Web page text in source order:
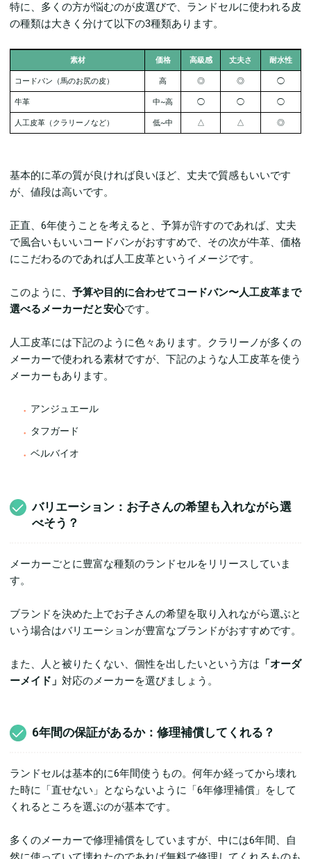
特に、多くの方が悩むのが皮選びで、ランドセルに使われる皮
の種類は大きく分けて以下の3種類あります。
素材 価格 高級感 丈夫さ 耐水性
コードバン（馬のお尻の皮） 高 ◎ ◎ ◯
牛革 中~高 ◯ ◯ ◯
人工皮革（ クラリーノなど） 低~中 △ △ ◎
基本的に革の質が良ければ良いほど、丈夫で質感もいいです
が、値段は高いです。
正直、6年使うことを考えると、予算が許すのであれば、丈夫
で風合いもいいコードバンがおすすめで、その次が牛革、価格
にこだわるのであれば人工皮革というイメージです。
このように、 予算や目的に合わせてコードバン〜人工皮革まで
選べるメーカーだと安心です。
人工皮革には下記のように色々あります。クラリーノが多くの
メーカーで使われる素材ですが、下記のような人工皮革を使う
メーカーもあります。
アンジュエール
タフガード
ベルバイオ
バリエーション：お子さんの希望も入れながら選
べそう？
メーカーごとに豊富な種類のランドセルをリリースしていま
す。
ブランドを決めた上でお子さんの希望を取り入れながら選ぶと
いう場合はバリエーションが豊富なブランドがおすすめです。
また、人と被りたくない、個性を出したいという方は 「オーダ
ーメイド」 対応のメーカーを選びましょう。
6年間の保証があるか：修理補償してくれる？
ランドセルは基本的に6年間使うもの。何年か経ってから壊れ
た時に「直せない」とならないように「6年修理補償」をして
くれるところを選ぶのが基本です。
多くのメーカーで修理補償をしていますが、中には6年間、自